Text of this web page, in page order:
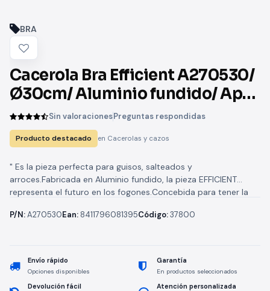
BRA
Cacerola Bra Efficient A270530/
Ø30cm/ Aluminio fundido/ Apta
para Inducción
Sin valoracionesPreguntas respondidas
Producto destacado en Cacerolas y cazos
" Es la pieza perfecta para guisos, salteados y
arroces.Fabricada en Aluminio fundido, la pieza EFFICIENT
representa el futuro en los fogones.Concebida para tener la
P/N:A270530Ean: 8411796081395Código:37800
Envío rápido
Opciones disponibles
Garantía
En productos seleccionados
Devolución fácil Atención personalizada